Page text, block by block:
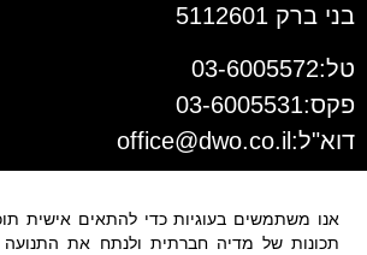
בני ברק 5112601
טל:03-6005572
פקס:03-6005531
דוא"ל: office@dwo.co.il
אנו משתמשים בעוגיות כדי להתאים אישית
תכונות של מדיה חברתית ולנתח את התנועה